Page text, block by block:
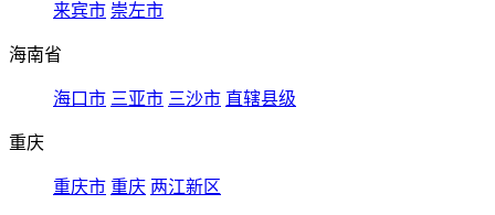
来宾市 崇左市
海南省
海口市 三亚市 三沙市 直辖县级
重庆
重庆市 重庆 两江新区